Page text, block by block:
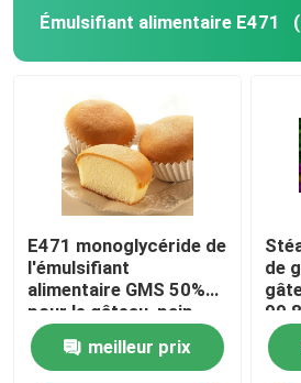
Émulsifiant alimentaire E471
E471 monoglycéride de
l'émulsifiant
alimentaire GMS 50%
pour le gâteau, pain,
confiserie
meilleur prix
de